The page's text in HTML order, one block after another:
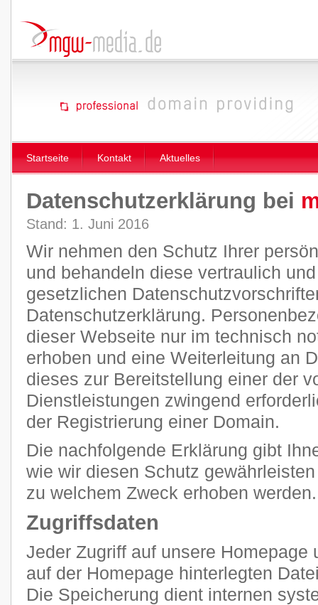
Startseite Kontakt Aktuelles
Datenschutzerklärung bei
Stand: 1. Juni 2016
Wir nehmen den Schutz Ihrer
und behandeln diese vertraulich
gesetzlichen
Datenschutzerklärung.
dieser Webseite nur im technisch
erhoben und eine Weiterleitung an
dieses zur Bereitstellung einer der
Dienstleistungen zwingend
der Registrierung einer Domain.
Die nachfolgende Erklärung gibt
wie wir diesen Schutz
zu welchem Zweck erhoben werden.
Zugriffsdaten
Jeder Zugriff auf unsere Homepage
auf der Homepage hinterlegten
Die Speicherung dient internen